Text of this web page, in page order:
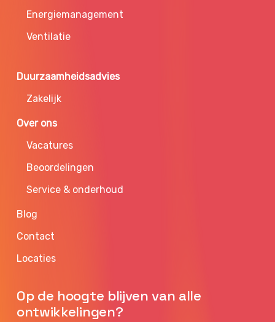
Energiemanagement
Ventilatie
Duurzaamheidsadvies
Zakelijk
Over ons
Vacatures
Beoordelingen
Service & onderhoud
Blog
Contact
Locaties
Op de hoogte blijven van alle
ontwikkelingen?